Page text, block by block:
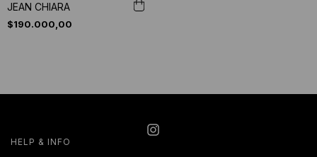
JEAN CHIARA
$190.000,00
HELP & INFO